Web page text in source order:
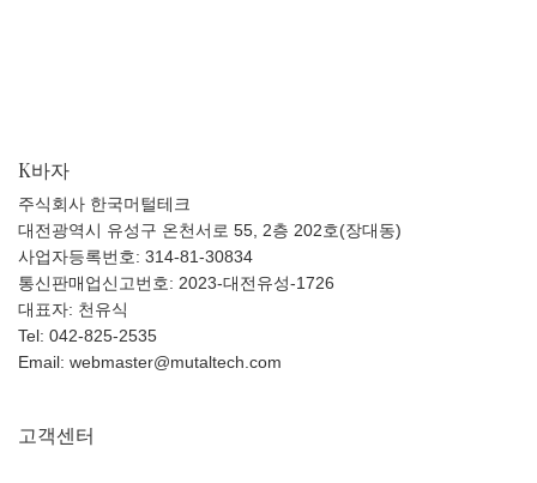
K바자
주식회사 한국머털테크
대전광역시 유성구 온천서로 55, 2층 202호(장대동)
사업자등록번호: 314-81-30834
통신판매업신고번호: 2023-대전유성-1726
대표자: 천유식
Tel: 042-825-2535
Email: webmaster@mutaltech.com
고객센터